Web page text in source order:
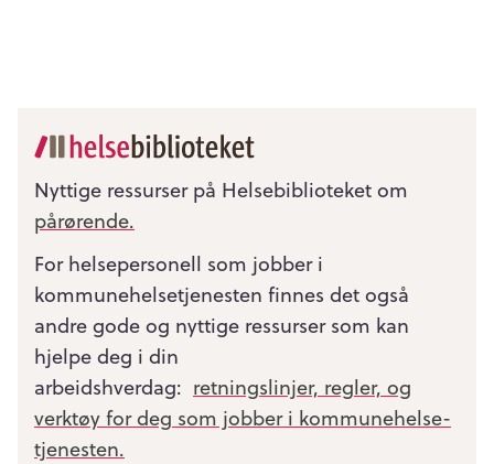
Nyttige ressurser på Helsebiblioteket om
pårørende.
For helsepersonell som jobber i
kommunehelsetjenesten finnes det også
andre gode og nyttige ressurser som kan
hjelpe deg i din
arbeidshverdag: retningslinjer, regler, og
verktøy for deg som jobber i kommunehelse­
tjenesten.